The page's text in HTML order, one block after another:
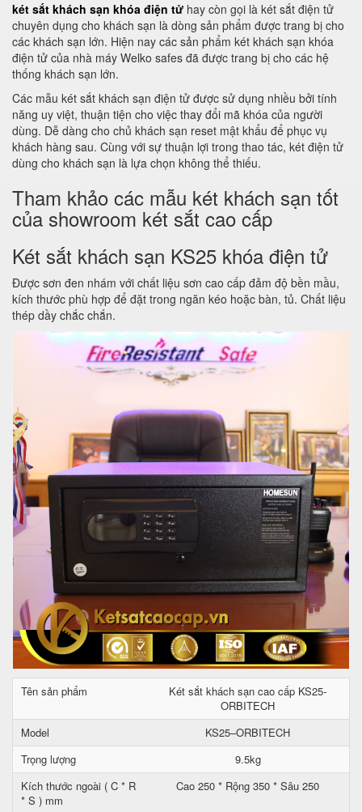
két sắt khách sạn khóa điện tử hay còn gọi là két sắt điện tử
chuyên dụng cho khách sạn là dòng sản phẩm được trang bị cho
các khách sạn lớn. Hiện nay các sản phẩm két khách sạn khóa
điện tử của nhà máy Welko safes đã được trang bị cho các hệ
thống khách sạn lớn.
Các mẫu két sắt khách sạn điện tử được sử dụng nhiều bởi tính
năng uy việt, thuận tiện cho việc thay đổi mã khóa của người
dùng. Dễ dàng cho chủ khách sạn reset mật khẩu để phục vụ
khách hàng sau. Cùng với sự thuận lợi trong thao tác, két điện tử
dùng cho khách sạn là lựa chọn không thể thiếu.
Tham khảo các mẫu két khách sạn tốt
của showroom két sắt cao cấp
Két sắt khách sạn KS25 khóa điện tử
Được sơn đen nhám với chất liệu sơn cao cấp đảm độ bền mầu,
kích thước phù hợp để đặt trong ngăn kéo hoặc bàn, tủ. Chất liệu
thép dầy chắc chắn.
Tên sản phẩm
Két sắt khách sạn cao cấp KS25-
ORBITECH
Model
KS25–ORBITECH
Trọng lượng
9.5kg
Kích thước ngoài ( C * R
* S ) mm
Cao 250 * Rộng 350 * Sâu 250